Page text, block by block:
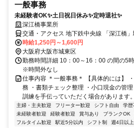
一般事務
未経験者OK✨土日祝日休み✨定時退社✨
深江橋事業所
交通・アクセス 地下鉄中央線 「深江橋
時給1,250円～1,600円
大阪府大阪市城東区
勤務時間詳細 10：00～16：00 の間の5
※時間外なし
仕事内容 ＊一般事務＊ 【具体的には】
務 ・書類チェック整理 ・小口現金の管
訓練を手伝っていただく場合がありま
主婦・主夫歓迎 フリーター歓迎 シフト自由 学歴
未経験者歓迎
経験者歓迎 賞与あり ブランクOK
フルタイム歓迎
駅近5分以内 シフト制 週4日以